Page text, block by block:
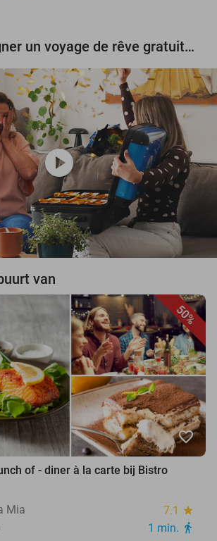
Tentez de gagner un voyage de rêve gratuit d'une valeur de 3.000 € !
play_circle
van
50%
favorite_border
of - diner à la carte bij Bistro
Mia
7.1 star
1 min. directions_walk